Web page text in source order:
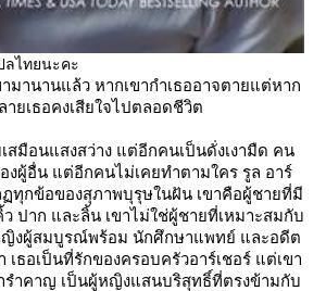
ลไทยนะคะ
มานานแล้ว หากเขากำเธออาจตายแต่หาก
ายเธอคงเสียใจไปตลอดชีวิต
อนแสงสว่าง แต่อีกคนเป็นดั่งเงามืด คน
งผู้อื่น แต่อีกคนไม่เคยทำตามใคร รูล อาร์
ทุกข้อของสุภาพบุรุษในฝัน เขาคือผู้ชายที่มี
ว ปาก และลิ้น เขาไม่ใช่ผู้ชายที่เหมาะสมกับ
ญิงผู้สมบูรณ์พร้อม นักศึกษาแพทย์ และอดีต
เธอเป็นที่รักของครอบครัวอาร์เชอร์ แต่เขา
รำคาญ เป็นผู้หญิงแสนบริสุทธิ์ที่ตรงข้ามกับ